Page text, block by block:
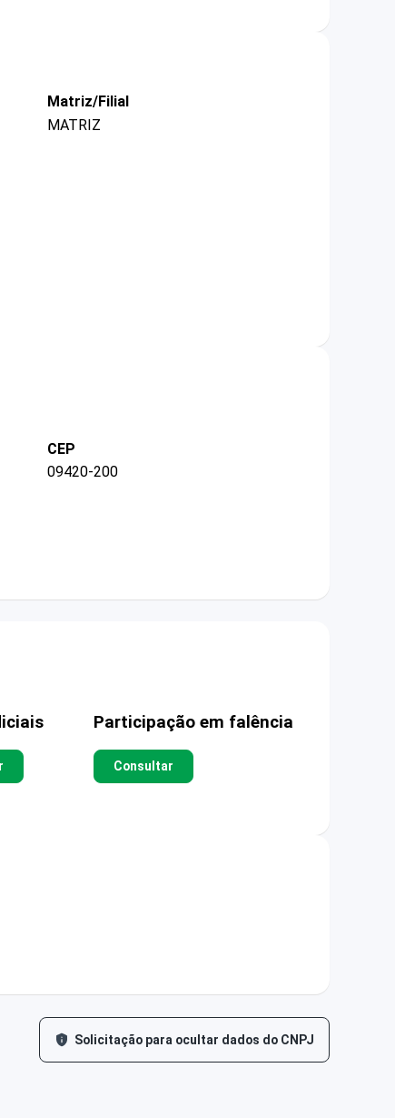
Matriz/Filial
MATRIZ
CEP
09420-200
Participação em falência
Consultar
Solicitação para ocultar dados do CNPJ